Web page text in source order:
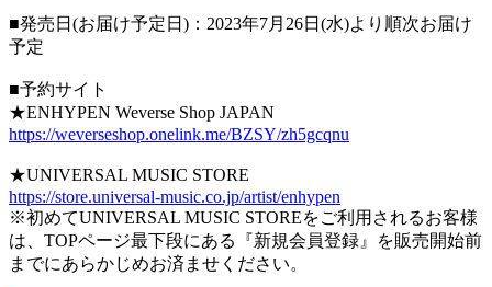
■発売日(お届け予定日)：2023年7月26日(水)より順次お届け
予定
■予約サイト
★ENHYPEN Weverse Shop JAPAN
https://weverseshop.onelink.me/BZSY/zh5gcqnu
★UNIVERSAL MUSIC STORE
https://store.universal-music.co.jp/artist/enhypen
※初めてUNIVERSAL MUSIC STOREをご利用されるお客様
は、TOPページ最下段にある『新規会員登録』を販売開始前
までにあらかじめお済ませください。